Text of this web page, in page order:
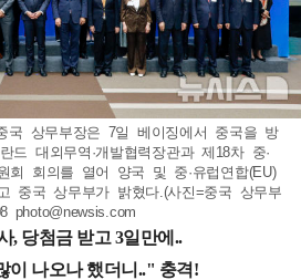
국 상무부장은 7일 베이징에서 중국을 방
드 대외무역·개발협력장관과 제18차 중·
회 회의를 열어 양국 및 중·유럽연합(EU)
중국 상무부가 밝혔다.(사진=중국 상무부
photo@newsis.com